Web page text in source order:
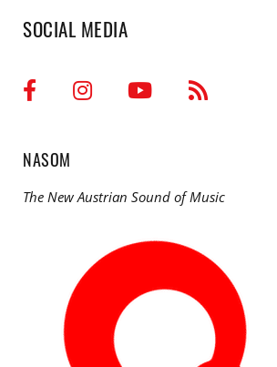
SOCIAL MEDIA
NASOM
The New Austrian Sound of Music